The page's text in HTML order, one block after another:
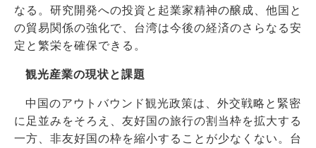
なる。研究開発への投資と起業家精神の醸成、他国と
の貿易関係の強化で、台湾は今後の経済のさらなる安
定と繁栄を確保できる。
観光産業の現状と課題
中国のアウトバウンド観光政策は、外交戦略と緊密
に足並みをそろえ、友好国の旅行の割当枠を拡大する
一方、非友好国の枠を縮小することが少なくない。台